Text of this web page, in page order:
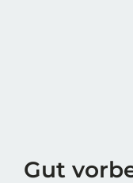
Gut